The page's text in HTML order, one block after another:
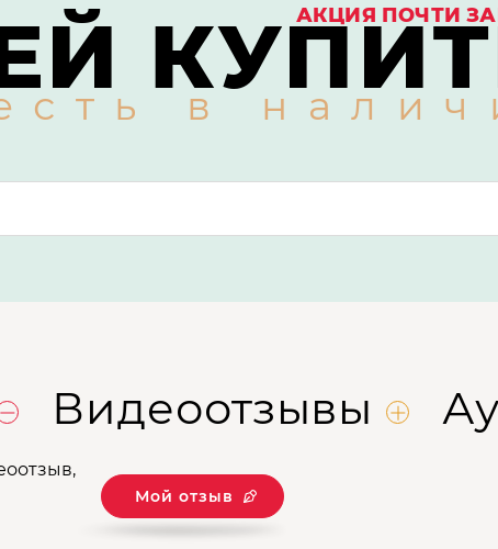
АКЦИЯ ПОЧТИ
в
Видеоотзывы
Мой отзыв